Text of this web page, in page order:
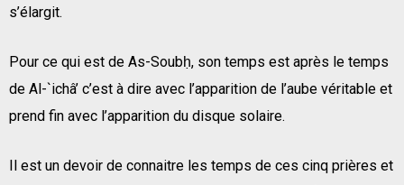
s’élargit.
Pour ce qui est de As-Soubḥ, son temps est après le temps
de Al-`ichâ’ c’est à dire avec l’apparition de l’aube véritable et
prend fin avec l’apparition du disque solaire.
Il est un devoir de connaitre les temps de ces cinq prières et